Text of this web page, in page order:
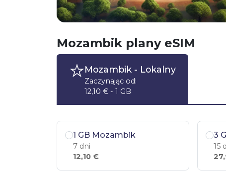
Mozambik plany eSIM
Mozambik- Lokalny
Zaczynając od:
12,10 € - 1 GB
1 GB Mozambik
7 dni
12,10 €
3
15